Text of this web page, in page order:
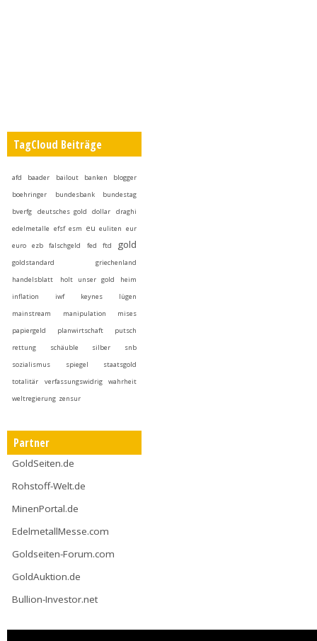
TagCloud Beiträge
afd baader bailout banken
blogger
boehringer
bundesbank
bundestag
bverfg
deutsches gold dollar
draghi
edelmetalle efsf esm eu euliten eur
euro
ezb falschgeld fed ftd gold
goldstandard
griechenland
handelsblatt
holt unser gold heim
inflation
iwf keynes
lügen
mainstream
manipulation
mises
papiergeld
planwirtschaft
putsch
rettung
schäuble silber
snb
sozialismus
spiegel
staatsgold
totalitär
verfassungswidrig
wahrheit
weltregierung zensur
Partner
GoldSeiten.de
Rohstoff-Welt.de
MinenPortal.de
EdelmetallMesse.com
Goldseiten-Forum.com
GoldAuktion.de
Bullion-Investor.net